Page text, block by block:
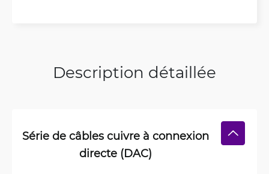
Description détaillée
Série de câbles cuivre à connexion
directe (DAC)